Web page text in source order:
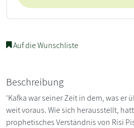
Auf die Wunschliste
Beschreibung
'Kafka war seiner Zeit in dem, was er
weit voraus. Wie sich herausstellt,
prophetisches Verständnis von Risi